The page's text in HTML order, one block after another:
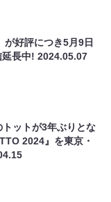
が好評につき5月9日
延長中!2024.05.07
ットが3年ぶりとな
2024』を東京・